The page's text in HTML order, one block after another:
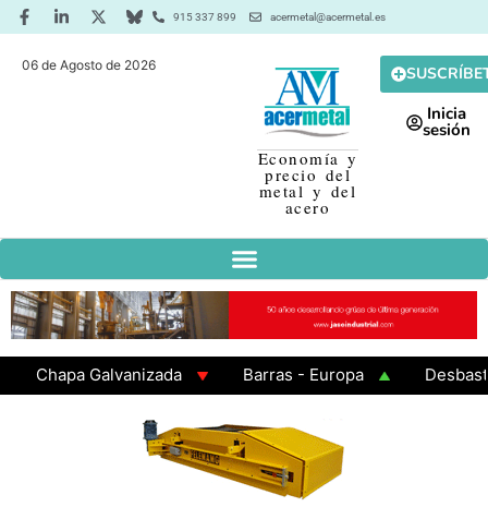
915 337 899 acermetal@acermetal.es
06 de Agosto de 2026
Economía y
precio del
metal y del
acero
Inicia
sesión
Chapa Galvanizada Barras - Europa
Desbaste -